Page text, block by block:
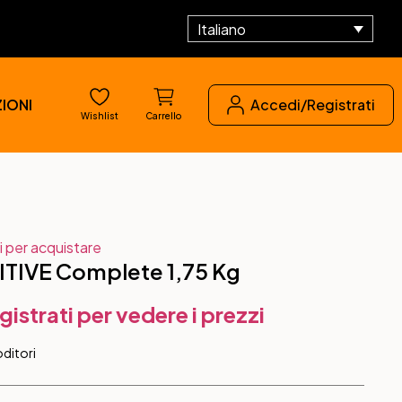
Italiano
Wishlist Carrello
Accedi/Registrati
per acquistare
Complete 1,75 Kg
per vedere i prezzi